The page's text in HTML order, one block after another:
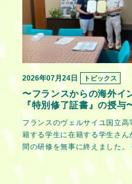
2026年07月24日 トピックス
〜フランスからの海外イ
『特別修了証書』の授与
フランスのヴェルサイユ国立高
籍する学生に在籍する学生さん
間の研修を無事に終えました。